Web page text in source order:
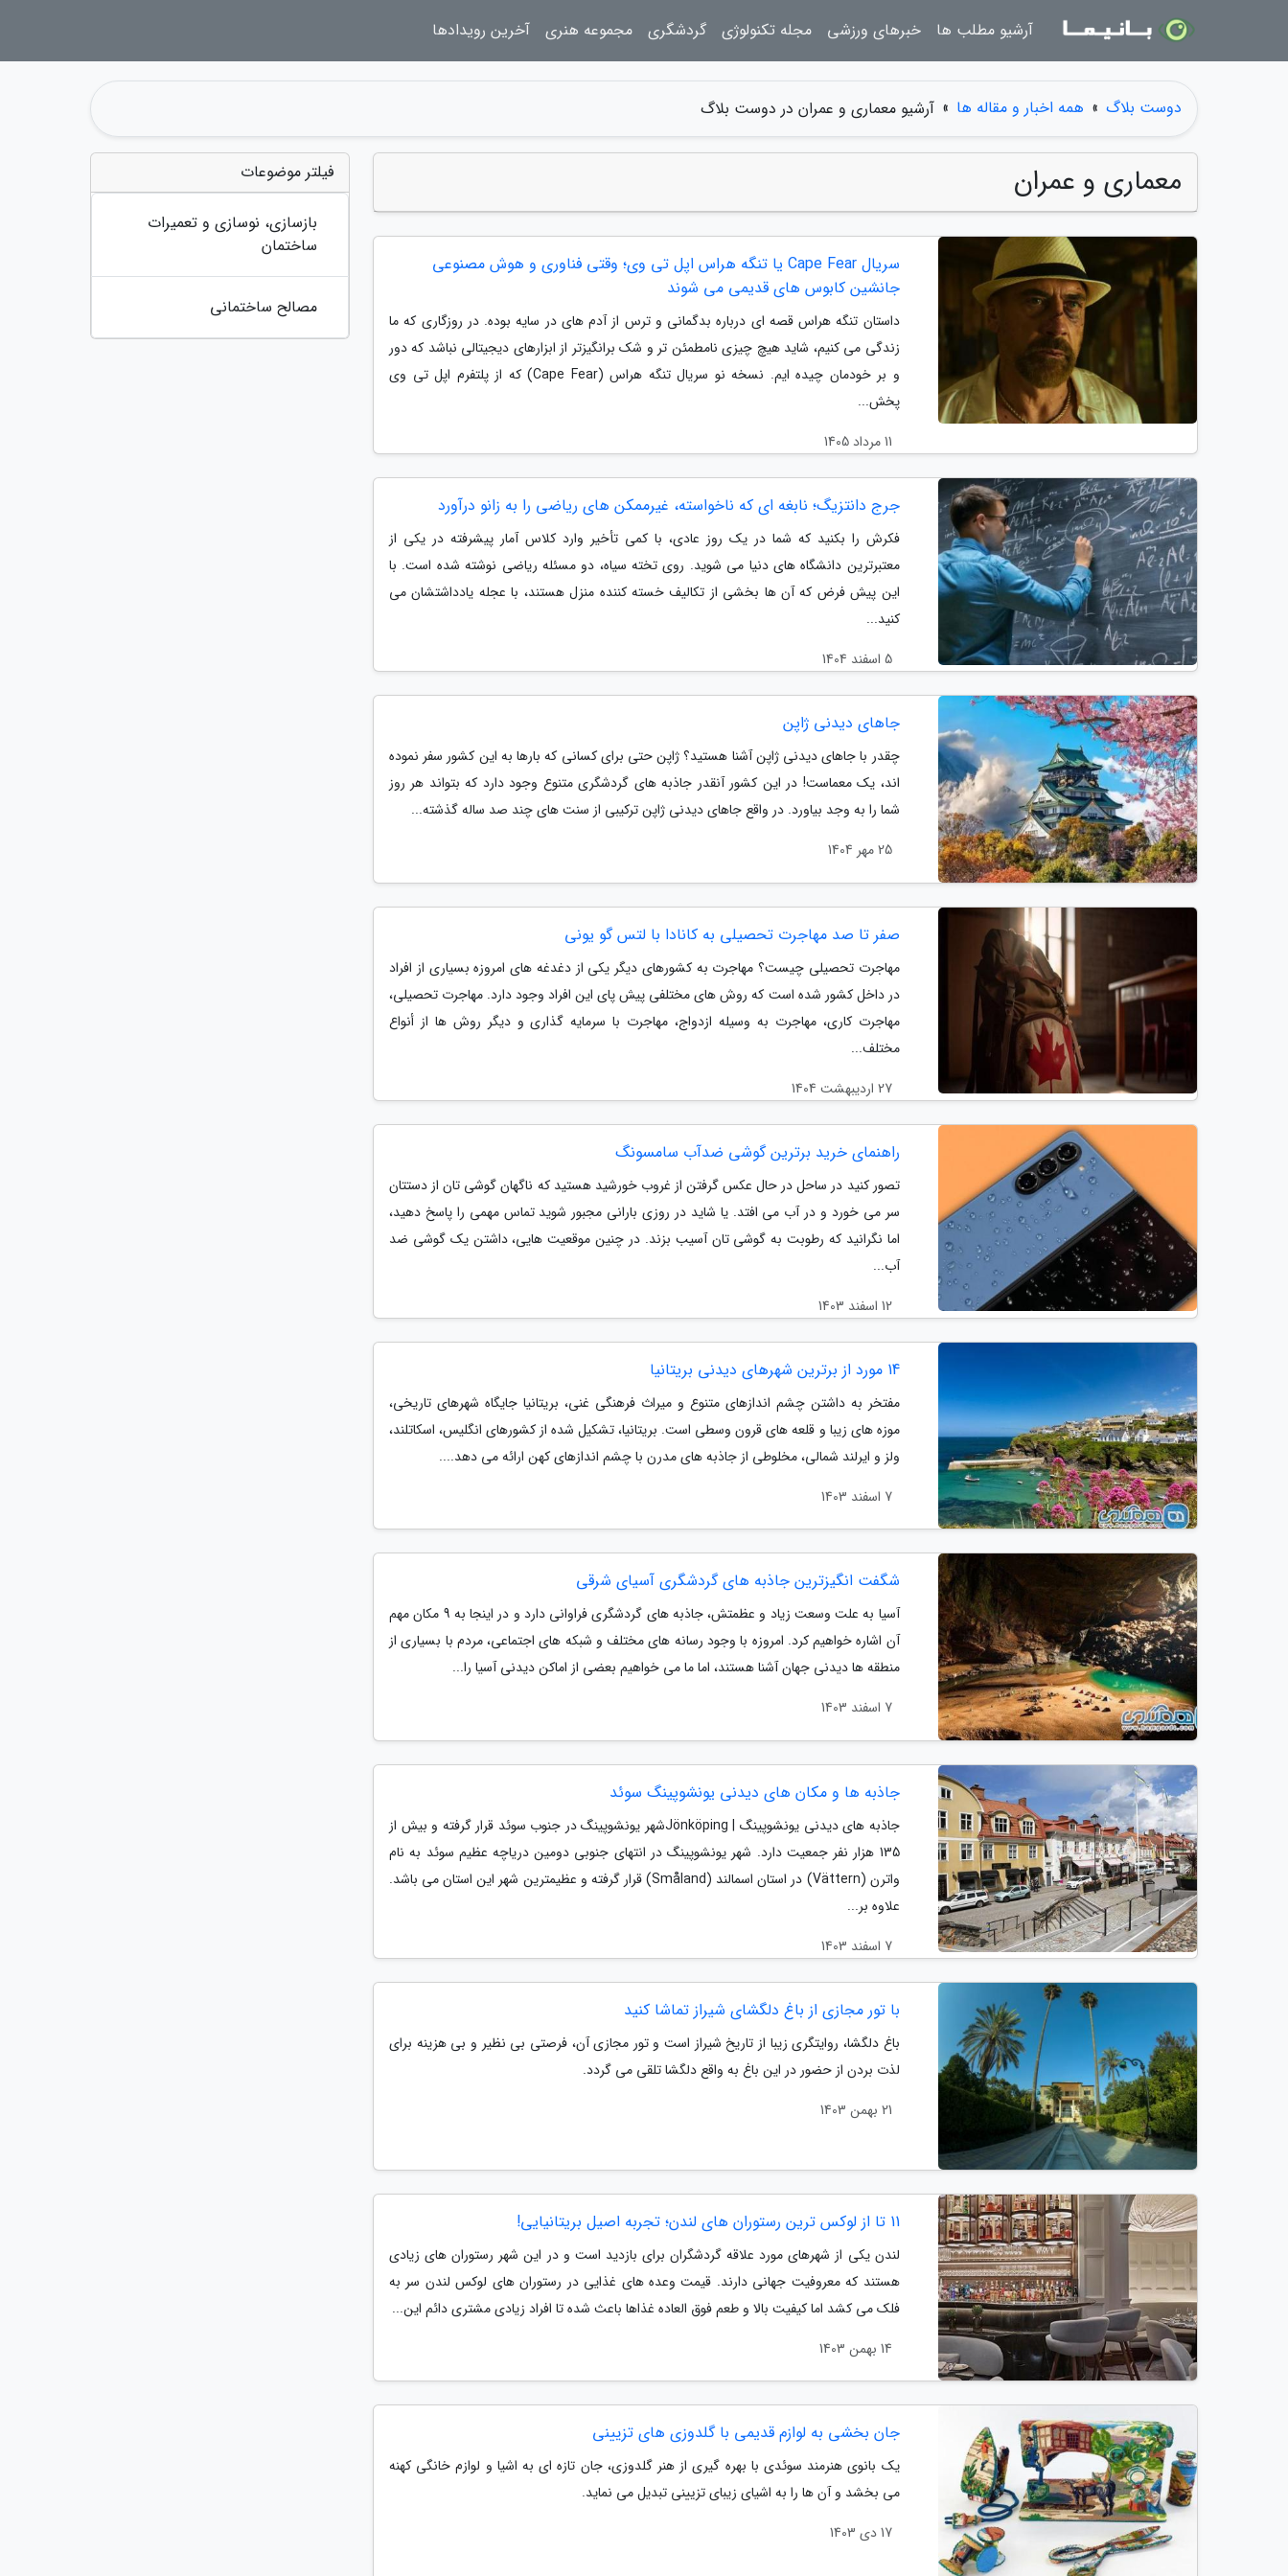
دوست بلاگ » همه اخبار و مقاله ها » آرشیو معماری و عمران در دوست بلاگ
معماری و عمران
سریال Cape Fear یا تنگه هراس اپل تی وی؛ وقتی فناوری و هوش مصنوعی
جانشین کابوس های قدیمی می شوند
داستان تنگه هراس قصه ای درباره بدگمانی و ترس از آدم های در سایه بوده. در روزگاری که ما
زندگی می کنیم، شاید هیچ چیزی نامطمئن تر و شک برانگیزتر از ابزارهای دیجیتالی نباشد که دور
و بر خودمان چیده ایم. نسخه نو سریال تنگه هراس (Cape Fear) که از پلتفرم اپل تی وی
پخش...
11 مرداد 1405
جرج دانتزیگ؛ نابغه ای که ناخواسته، غیرممکن های ریاضی را به زانو درآورد
فکرش را بکنید که شما در یک روز عادی، با کمی تأخیر وارد کلاس آمار پیشرفته در یکی از
معتبرترین دانشگاه های دنیا می شوید. روی تخته سیاه، دو مسئله ریاضی نوشته شده است. با
این پیش فرض که آن ها بخشی از تکالیف خسته کننده منزل هستند، با عجله یادداشتشان می
کنید...
5 اسفند 1404
جاهای دیدنی ژاپن
چقدر با جاهای دیدنی ژاپن آشنا هستید؟ ژاپن حتی برای کسانی که بارها به این کشور سفر نموده
اند، یک معماست! در این کشور آنقدر جاذبه های گردشگری متنوع وجود دارد که بتواند هر روز
شما را به وجد بیاورد. در واقع جاهای دیدنی ژاپن ترکیبی از سنت های چند صد ساله گذشته...
25 مهر 1404
صفر تا صد مهاجرت تحصیلی به کانادا با لتس گو یونی
مهاجرت تحصیلی چیست؟ مهاجرت به کشورهای دیگر یکی از دغدغه های امروزه بسیاری از افراد
در داخل کشور شده است که روش های مختلفی پیش پای این افراد وجود دارد. مهاجرت تحصیلی،
مهاجرت کاری، مهاجرت به وسیله ازدواج، مهاجرت با سرمایه گذاری و دیگر روش ها از أنواع
مختلف...
27 اردیبهشت 1404
راهنمای خرید برترین گوشی ضدآب سامسونگ
تصور کنید در ساحل در حال عکس گرفتن از غروب خورشید هستید که ناگهان گوشی تان از دستتان
سر می خورد و در آب می افتد. یا شاید در روزی بارانی مجبور شوید تماس مهمی را پاسخ دهید،
اما نگرانید که رطوبت به گوشی تان آسیب بزند. در چنین موقعیت هایی، داشتن یک گوشی ضد
آب...
12 اسفند 1403
14 مورد از برترین شهرهای دیدنی بریتانیا
مفتخر به داشتن چشم اندازهای متنوع و میراث فرهنگی غنی، بریتانیا جایگاه شهرهای تاریخی،
موزه های زیبا و قلعه های قرون وسطی است. بریتانیا، تشکیل شده از کشورهای انگلیس، اسکاتلند،
ولز و ایرلند شمالی، مخلوطی از جاذبه های مدرن با چشم اندازهای کهن ارائه می دهد....
7 اسفند 1403
شگفت انگیزترین جاذبه های گردشگری آسیای شرقی
آسیا به علت وسعت زیاد و عظمتش، جاذبه های گردشگری فراوانی دارد و در اینجا به 9 مکان مهم
آن اشاره خواهیم کرد. امروزه با وجود رسانه های مختلف و شبکه های اجتماعی، مردم با بسیاری از
منطقه ها دیدنی جهان آشنا هستند، اما ما می خواهیم بعضی از اماکن دیدنی آسیا را...
7 اسفند 1403
جاذبه ها و مکان های دیدنی یونشوپینگ سوئد
جاذبه های دیدنی یونشوپینگ | Jönköpingشهر یونشوپینگ در جنوب سوئد قرار گرفته و بیش از
135 هزار نفر جمعیت دارد. شهر یونشوپینگ در انتهای جنوبی دومین دریاچه عظیم سوئد به نام
واترن (Vättern) در استان اسمالند (Småland) قرار گرفته و عظیمترین شهر این استان می باشد.
علاوه بر...
7 اسفند 1403
با تور مجازی از باغ دلگشای شیراز تماشا کنید
باغ دلگشا، روایتگری زیبا از تاریخ شیراز است و تور مجازی آن، فرصتی بی نظیر و بی هزینه برای
لذت بردن از حضور در این باغ به واقع دلگشا تلقی می گردد.
21 بهمن 1403
11 تا از لوکس ترین رستوران های لندن؛ تجربه اصیل بریتانیایی!
لندن یکی از شهرهای مورد علاقه گردشگران برای بازدید است و در این شهر رستوران های زیادی
هستند که معروفیت جهانی دارند. قیمت وعده های غذایی در رستوران های لوکس لندن سر به
فلک می کشد اما کیفیت بالا و طعم فوق العاده غذاها باعث شده تا افراد زیادی مشتری دائم این...
14 بهمن 1403
جان بخشی به لوازم قدیمی با گلدوزی های تزیینی
یک بانوی هنرمند سوئدی با بهره گیری از هنر گلدوزی، جان تازه ای به اشیا و لوازم خانگی کهنه
می بخشد و آن ها را به اشیای زیبای تزیینی تبدیل می نماید.
17 دی 1403
فیلتر موضوعات
بازسازی، نوسازی و تعمیرات
ساختمان
مصالح ساختمانی
آرشیو مطلب ها خبرهای ورزشی مجله تکنولوژی گردشگری مجموعه هنری آخرین رویدادها